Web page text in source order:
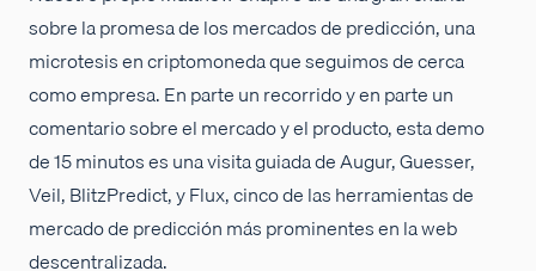
sobre la promesa de los mercados de predicción, una
microtesis en criptomoneda que seguimos de cerca
como empresa. En parte un recorrido y en parte un
comentario sobre el mercado y el producto, esta demo
de 15 minutos es una visita guiada de Augur, Guesser,
Veil, BlitzPredict, y Flux, cinco de las herramientas de
mercado de predicción más prominentes en la web
descentralizada.